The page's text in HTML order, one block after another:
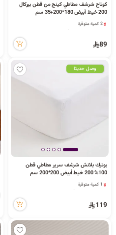
كوتاج شرشف مطاطي كينج من قطن بيركال
200 خيط أبيض 180*200+35 سم
2 كمية متوفرة
2 كمية متوفرة
2 مشاهدة مؤخراً
89
وصل حديثا
بوتيك بلانش شرشف سرير مطاطي قطن
100% 200 خيط أبيض 200*200 سم
1 كمية متوفرة
1 مشاهدة مؤخراً
119